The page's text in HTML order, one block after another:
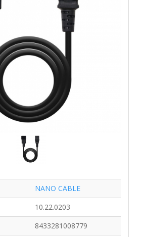
NANO CABLE
10.22.0203
8433281008779